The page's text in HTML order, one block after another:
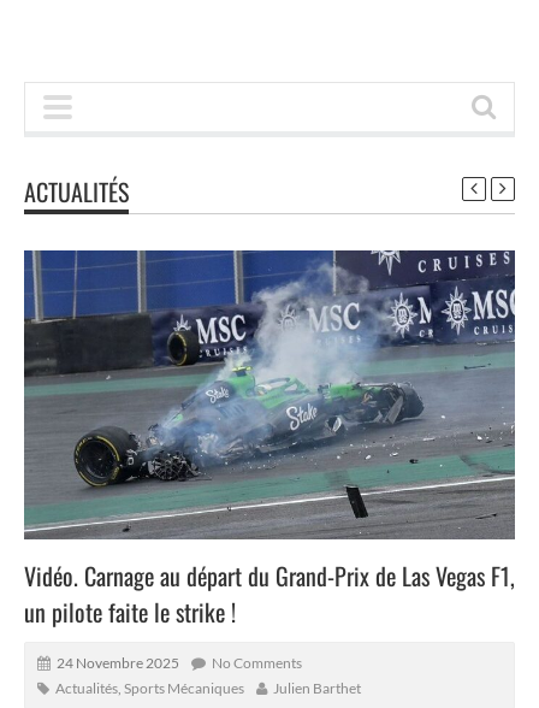
ACTUALITÉS
Vidéo. Carnage au départ du Grand-Prix de Las Vegas F1,
un pilote faite le strike !
24 Novembre 2025
No Comments
Actualités, Sports Mécaniques Julien Barthet